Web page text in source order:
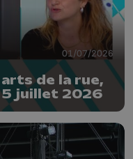
01/07/2026
de la rue,
5 juillet 2026